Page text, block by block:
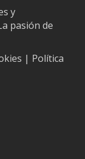
y
pasión de
| Política